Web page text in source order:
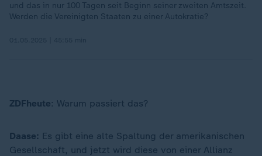
und das in nur 100 Tagen seit Beginn seiner zweiten Amtszeit.
Werden die Vereinigten Staaten zu einer Autokratie?
ZDFheute: Warum passiert das?
Daase: Es gibt eine alte Spaltung der amerikanischen
Gesellschaft, und jetzt wird diese von einer Allianz